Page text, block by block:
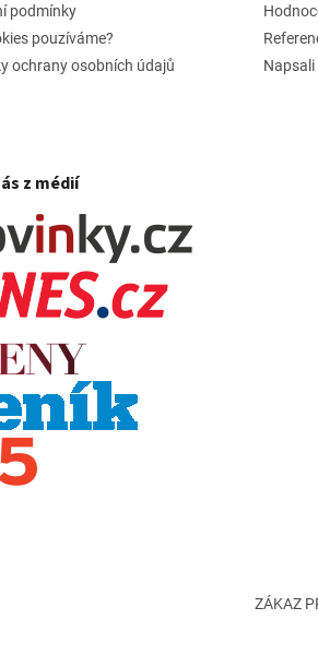
podmínky
pouzíváme?
ochrany osobních údajů
Napsali
z médií
ZÁKAZ